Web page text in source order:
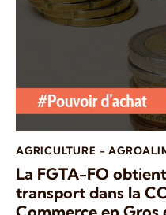
AGRICULTURE -
La FGTA-FO
transport dans la